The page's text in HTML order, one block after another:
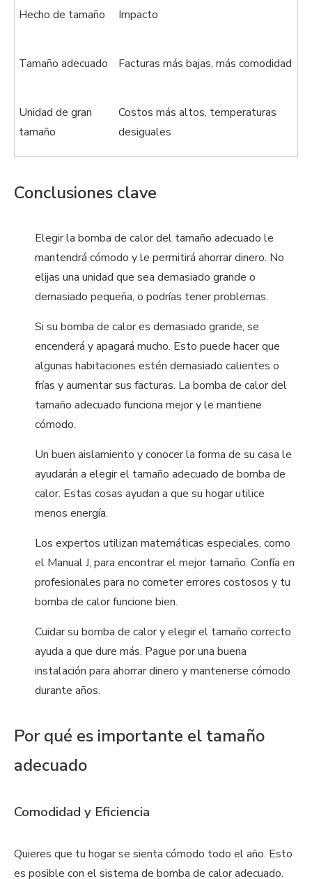
Hecho de tamaño Impacto
Tamaño adecuado Facturas más bajas, más comodidad
Unidad de gran
tamaño
Costos más altos, temperaturas
desiguales
Conclusiones clave
Elegir la bomba de calor del tamaño adecuado le
mantendrá cómodo y le permitirá ahorrar dinero. No
elijas una unidad que sea demasiado grande o
demasiado pequeña, o podrías tener problemas.
Si su bomba de calor es demasiado grande, se
encenderá y apagará mucho. Esto puede hacer que
algunas habitaciones estén demasiado calientes o
frías y aumentar sus facturas. La bomba de calor del
tamaño adecuado funciona mejor y le mantiene
cómodo.
Un buen aislamiento y conocer la forma de su casa le
ayudarán a elegir el tamaño adecuado de bomba de
calor. Estas cosas ayudan a que su hogar utilice
menos energía.
Los expertos utilizan matemáticas especiales, como
el Manual J, para encontrar el mejor tamaño. Confía en
profesionales para no cometer errores costosos y tu
bomba de calor funcione bien.
Cuidar su bomba de calor y elegir el tamaño correcto
ayuda a que dure más. Pague por una buena
instalación para ahorrar dinero y mantenerse cómodo
durante años.
Por qué es importante el tamaño
adecuado
Comodidad y Eficiencia
Quieres que tu hogar se sienta cómodo todo el año. Esto
es posible con el sistema de bomba de calor adecuado.